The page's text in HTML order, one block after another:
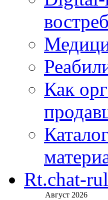
Как
Rt.chat-
Август 2026